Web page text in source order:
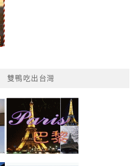
雙鴨吃出台灣